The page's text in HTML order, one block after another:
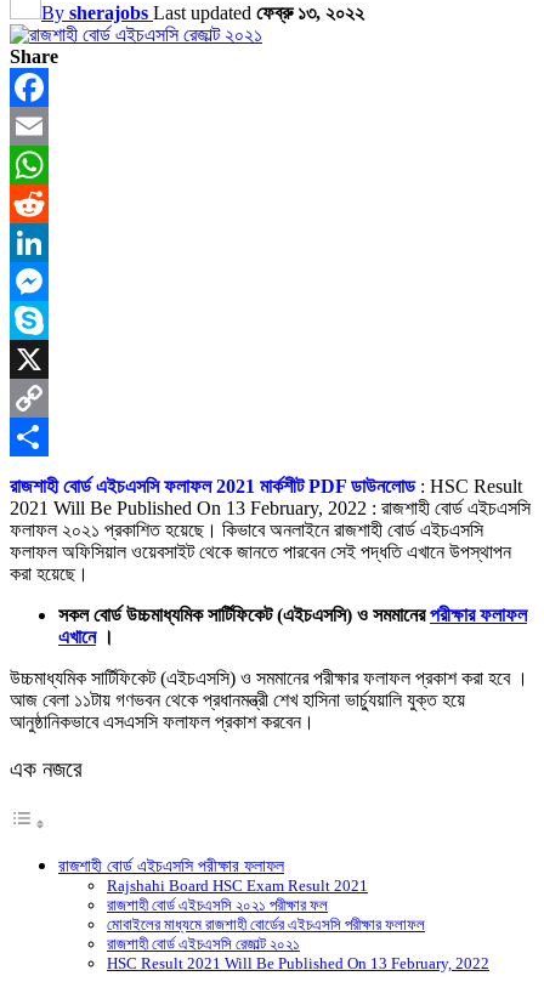
By sherajobs Last updated ফেব্রু ১৩, ২০২২
Share
Facebook
Email
WhatsApp
Reddit
LinkedIn
Messenger
Skype
X
Copy
Link
Share
রাজশাহী বোর্ড এইচএসসি ফলাফল 2021 মার্কশীট PDF ডাউনলোড: HSC Result
2021 Will Be Published On 13 February, 2022 : রাজশাহী বোর্ড এইচএসসি
ফলাফল ২০২১ প্রকাশিত হয়েছে। কিভাবে অনলাইনে রাজশাহী বোর্ড এইচএসসি
ফলাফল অফিসিয়াল ওয়েবসাইট থেকে জানতে পারবেন সেই পদ্ধতি এখানে উপস্থাপন
করা হয়েছে।
সকল বোর্ড উচ্চমাধ্যমিক সার্টিফিকেট (এইচএসসি) ও সমমানেরপরীক্ষার ফলাফল
এখানে।
উচ্চমাধ্যমিক সার্টিফিকেট (এইচএসসি) ও সমমানের পরীক্ষার ফলাফল প্রকাশ করা হবে ।
আজ বেলা ১১টায় গণভবন থেকে প্রধানমন্ত্রী শেখ হাসিনা ভার্চ্যুয়ালি যুক্ত হয়ে
আনুষ্ঠানিকভাবে এসএসসি ফলাফল প্রকাশ করবেন।
এক নজরে
রাজশাহী বোর্ড এইচএসসি পরীক্ষার ফলাফল
Rajshahi Board HSC Exam Result 2021
রাজশাহী বোর্ড এইচএসসি ২০২১ পরীক্ষার ফল
মোবাইলের মাধ্যমে রাজশাহী বোর্ডের এইচএসসি পরীক্ষার ফলাফল
রাজশাহী বোর্ড এইচএসসি রেজাল্ট ২০২১
HSC Result 2021 Will Be Published On 13 February, 2022